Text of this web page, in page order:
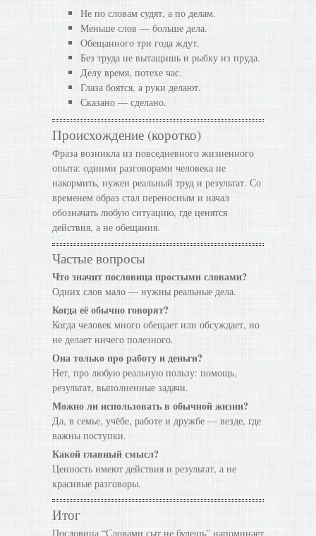
Не по словам судят, а по делам.
Меньше слов — больше дела.
Обещанного три года ждут.
Без труда не вытащишь и рыбку из пруда.
Делу время, потехе час.
Глаза боятся, а руки делают.
Сказано — сделано.
Происхождение (коротко)
Фраза возникла из повседневного жизненного
опыта: одними разговорами человека не
накормить, нужен реальный труд и результат. Со
временем образ стал переносным и начал
обозначать любую ситуацию, где ценятся
действия, а не обещания.
Частые вопросы
Что значит пословица простыми словами?
Одних слов мало — нужны реальные дела.
Когда её обычно говорят?
Когда человек много обещает или обсуждает, но
не делает ничего полезного.
Она только про работу и деньги?
Нет, про любую реальную пользу: помощь,
результат, выполненные задачи.
Можно ли использовать в обычной жизни?
Да, в семье, учёбе, работе и дружбе — везде, где
важны поступки.
Какой главный смысл?
Ценность имеют действия и результат, а не
красивые разговоры.
Итог
Пословица “Словами сыт не будешь” напоминает